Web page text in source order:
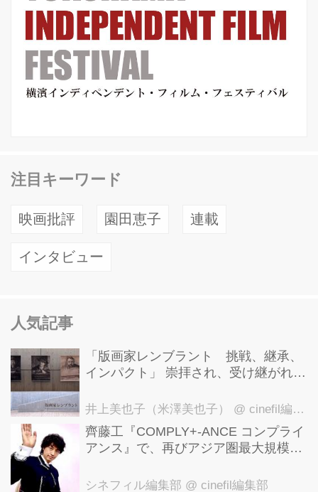
注目キーワード
映画批評 園田恵子 連載
インタビュー
人気記事
「版画家レンブラント 挑戦、継承、
インパクト」 崇拝され、受け継がれ、
洋美術館にて9月23日まで開催中！
井上美也子（米澤美也子） @ cinefil編集部
齊藤工『COMPLY+-ANCE コンプライ
アンス』で、再びアジア圏最大規模の
ナショナル・パノラマ部門"に正式招
シネフィル編集部 @ cinefil編集部